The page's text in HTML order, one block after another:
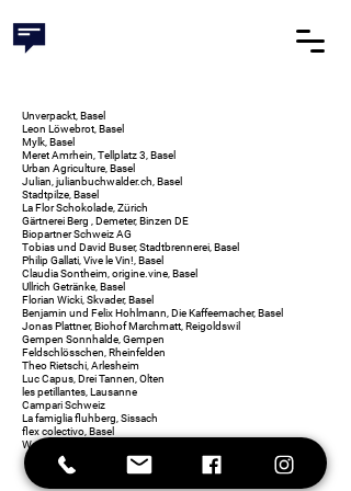
Unverpackt, Basel
Leon Löwebrot, Basel
Mylk, Basel
Meret Amrhein, Tellplatz 3, Basel
Urban Agriculture, Basel
Julian, julianbuchwalder.ch, Basel
Stadtpilze, Basel
La Flor Schokolade, Zürich
Gärtnerei Berg , Demeter, Binzen DE
Biopartner Schweiz AG
Tobias und David Buser, Stadtbrennerei, Basel
Philip Gallati, Vive le Vin!, Basel
Claudia Sontheim, origine.vine, Basel
Ullrich Getränke, Basel
Florian Wicki, Skvader, Basel
Benjamin und Felix Hohlmann, Die Kaffeemacher, Basel
Jonas Plattner, Biohof Marchmatt, Reigoldswil
Gempen Sonnhalde, Gempen
Feldschlösschen, Rheinfelden
Theo Rietschi, Arlesheim
Luc Capus, Drei Tannen, Olten
les petillantes, Lausanne
Campari Schweiz
La famiglia fluhberg, Sissach
flex colectivo, Basel
Wachmeister Stebler., polizei claraposten